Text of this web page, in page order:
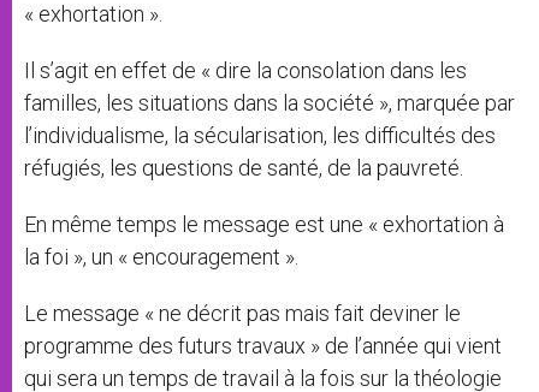
« exhortation ».
Il s’agit en effet de « dire la consolation dans les
familles, les situations dans la société », marquée par
l’individualisme, la sécularisation, les difficultés des
réfugiés, les questions de santé, de la pauvreté.
En même temps le message est une « exhortation à
la foi », un « encouragement ».
Le message « ne décrit pas mais fait deviner le
programme des futurs travaux » de l’année qui vient
qui sera un temps de travail à la fois sur la théologie